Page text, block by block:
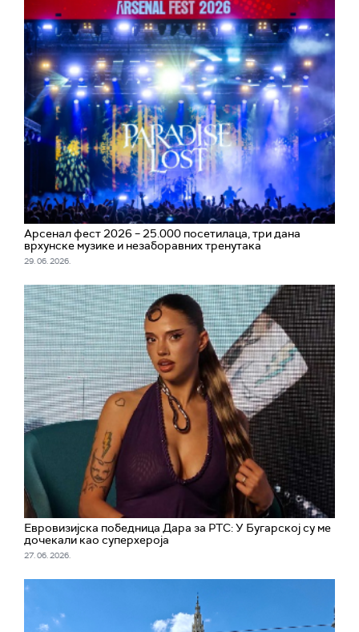
Арсенал фест 2026 – 25.000 посетилаца, три дана
врхунске музике и незаборавних тренутака
29. 06. 2026.
Евровизијска победница Дара за РТС: У Бугарској су ме
дочекали као суперхероја
27. 06. 2026.